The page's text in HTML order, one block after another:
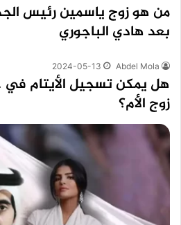
من هو زوج ياسمين رئيس
بعد هادي الباجوري
Abdel Mola
2024-05-13
هل يمكن تسجيل الأيتام
زوج الأم؟